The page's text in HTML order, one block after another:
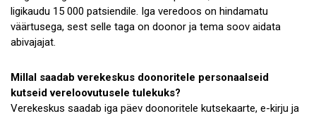
ligikaudu 15 000 patsiendile. Iga veredoos on hindamatu
väärtusega, sest selle taga on doonor ja tema soov aidata
abivajajat.
Millal saadab verekeskus doonoritele personaalseid
kutseid vereloovutusele tulekuks?
Verekeskus saadab iga päev doonoritele kutsekaarte, e-kirju ja